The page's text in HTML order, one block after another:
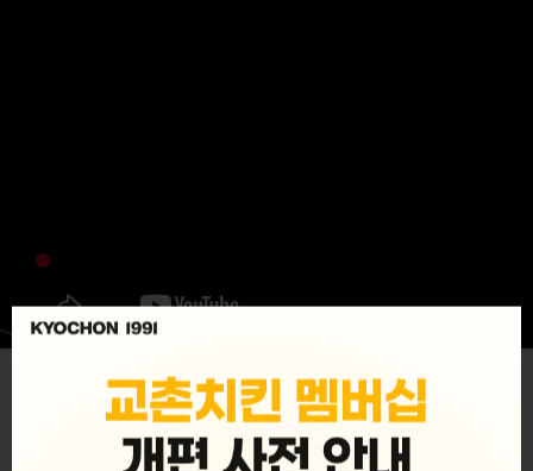
MENU